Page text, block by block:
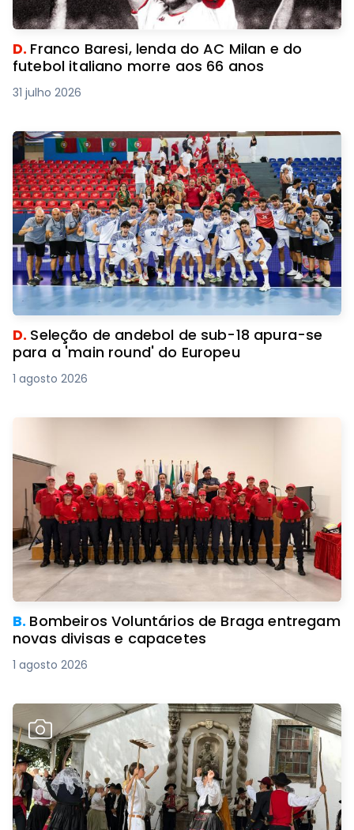
D. Franco Baresi, lenda do AC Milan e do
futebol italiano morre aos 66 anos
31 julho 2026
D. Seleção de andebol de sub-18 apura-se
para a 'main round' do Europeu
1 agosto 2026
B. Bombeiros Voluntários de Braga entregam
novas divisas e capacetes
1 agosto 2026